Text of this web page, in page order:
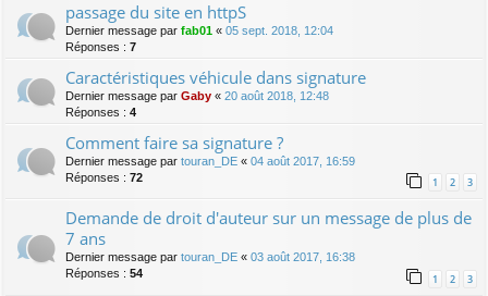
passage du site en httpS
Dernier message par fab01 « 05 sept. 2018, 12:04
Réponses : 7
Caractéristiques véhicule dans signature
Dernier message par Gaby « 20 août 2018, 12:48
Réponses : 4
Comment faire sa signature ?
Dernier message par touran_DE « 04 août 2017, 16:59
Réponses : 72 1 2 3
Demande de droit d'auteur sur un message de plus de
7 ans
Dernier message par touran_DE « 03 août 2017, 16:38
Réponses : 54 1 2 3